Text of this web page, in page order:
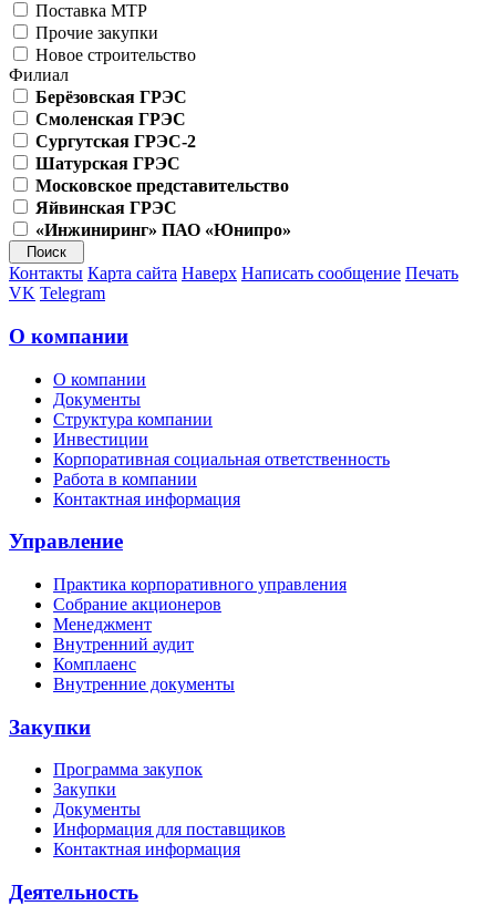
Поставка МТР
Прочие закупки
Новое строительство
Филиал
Берёзовская ГРЭС
Смоленская ГРЭС
Сургутская ГРЭС-2
Шатурская ГРЭС
Московское представительство
Яйвинская ГРЭС
«Инжиниринг» ПАО «Юнипро»
Контакты Карта сайта Наверх Написать сообщение Печать
VK Telegram
О компании
О компании
Документы
Структура компании
Инвестиции
Корпоративная социальная ответственность
Работа в компании
Контактная информация
Управление
Практика корпоративного управления
Собрание акционеров
Менеджмент
Внутренний аудит
Комплаенс
Внутренние документы
Закупки
Программа закупок
Закупки
Документы
Информация для поставщиков
Контактная информация
Деятельность